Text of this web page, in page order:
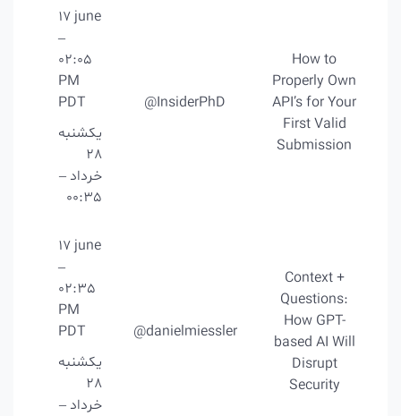
How to
Properly Own
API’s for Your
First Valid
Submission
@InsiderPhD
17 june
یکشنبه
خرداد –
00:35
Context +
Questions:
How GPT-
based AI Will
Disrupt
Security
@danielmiessler
17 june
02:35
یکشنبه
خرداد –